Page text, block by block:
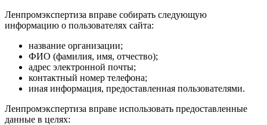
Ленпромэкспертиза вправе собирать следующую
информацию о пользователях сайта:
название организации;
ФИО (фамилия, имя, отчество);
адрес электронной почты;
контактный номер телефона;
иная информация, предоставленная пользователями.
Ленпромэкспертиза вправе использовать предоставленные
данные в целях: